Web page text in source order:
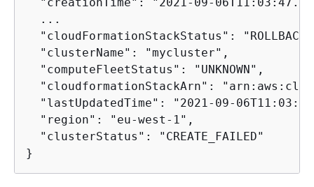
  ...
"cloudFormationStackStatus":
  "clusterName": "mycluster",
  "computeFleetStatus": "UNKNOWN",
"cloudformationStackArn":
"lastUpdatedTime": "2021-09-
  "region": "eu-west-1",
  "clusterStatus": "CREATE_FAILED"
}